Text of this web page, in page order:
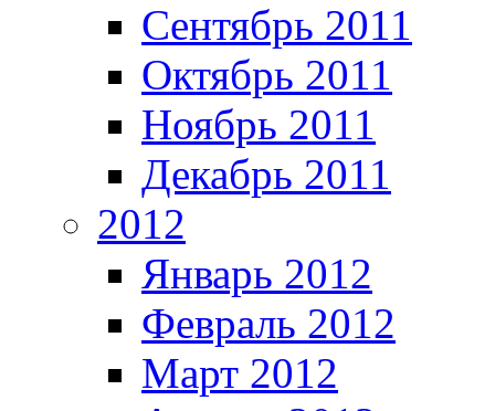
Сентябрь 2011
Октябрь 2011
Ноябрь 2011
Декабрь 2011
2012
Январь 2012
Февраль 2012
Март 2012